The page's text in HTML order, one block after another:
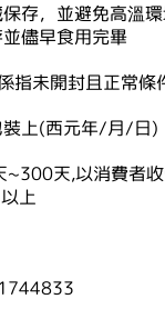
存，並避免高溫環
儘早食用完畢
指未開封且正常條
裝上(西元年/月/日)
天,以消費者
上